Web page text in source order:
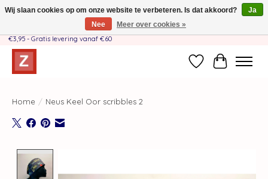
Handgemaakt door moeder-dochterteam❤️ - Verzendkosten BE & NL SLECHTS
€3,95 - Gratis levering vanaf €60
Verlanglijst
Home / Neus Keel Oor scribbles 2
Wij slaan cookies op om onze website te verbeteren. Is dat akkoord?
Ja
Nee
Meer over cookies »